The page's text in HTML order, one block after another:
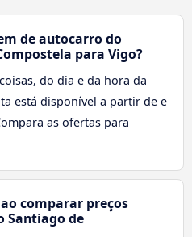
de autocarro do
para Vigo?
do dia e da hora da
está disponível a partir de e
as ofertas para
comparar preços
Santiago de